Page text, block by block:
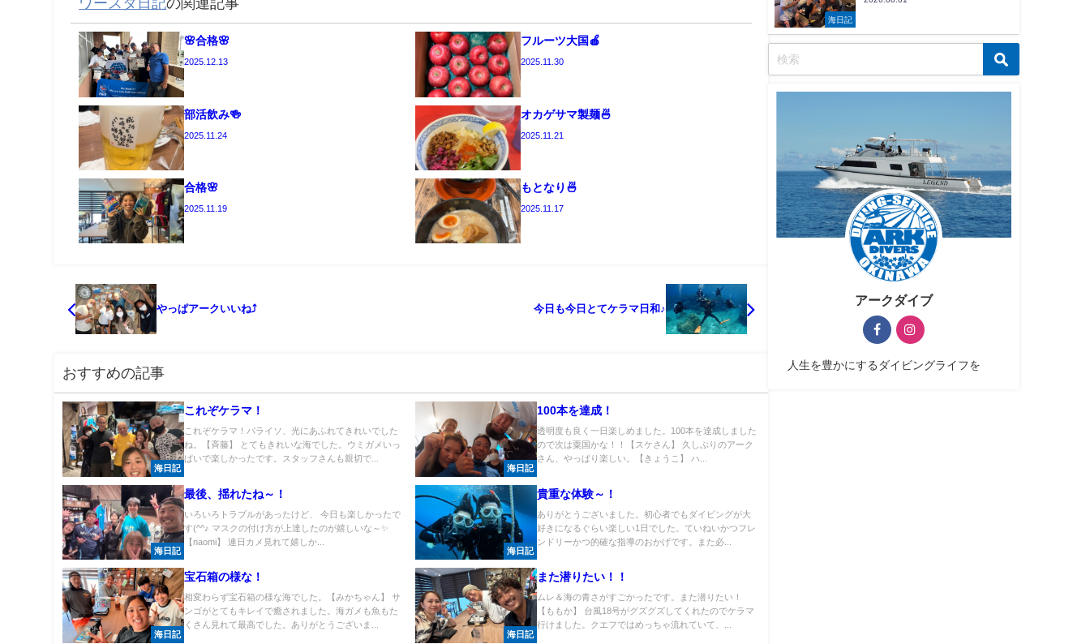
ワースタ日記の関連記事
🌸合格🌸
2025.12.13
フルーツ大国🍎
2025.11.30
部活飲み🍻
2025.11.24
オカゲサマ製麺🍜
2025.11.21
合格🌸
2025.11.19
もとなり🍜
2025.11.17
やっぱアークいいね⤴ 今日も今日とてケラマ日和♪
おすすめの記事
海日記
これぞケラマ！
これぞケラマ！パライソ、光にあふれてきれいでした
ね。【斉藤】 とてもきれいな海でした。ウミガメいっ
ぱいで楽しかったです。スタッフさんも親切で...
海日記
100本を達成！
透明度も良く一日楽しめました。100本を達成しました
ので次は粟国かな！！【スケさん】 久しぶりのアーク
さん、やっぱり楽しい。【きょうこ】 ハ...
海日記
最後、揺れたね～！
いろいろトラブルがあったけど、 今日も楽しかったで
す(^^♪ マスクの付け方が上達したのが嬉しいな～✨
【naomi】 連日カメ見れて嬉しか...
海日記
貴重な体験～！
ありがとうございました。初心者でもダイビングが大
好きになるぐらい楽しい1日でした。ていねいかつフレ
ンドリーかつ的確な指導のおかげです。また必...
海日記
宝石箱の様な！
相変わらず宝石箱の様な海でした。【みかちゃん】 サ
ンゴがとてもキレイで癒されました。海ガメも魚もた
くさん見れて最高でした。ありがとうございま...
海日記
また潜りたい！！
ムレ＆海の青さがすごかったです。また潜りたい！
【ももか】 台風18号がグズグズしてくれたのでケラマ
行けました。クエフではめっちゃ流れていて、...
海日記
アークダイブ
人生を豊かにするダイビングライフを